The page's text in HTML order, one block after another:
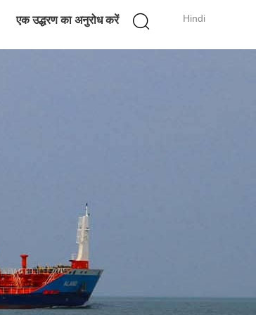
Hindi
एक उद्धरण का अनुरोध करें